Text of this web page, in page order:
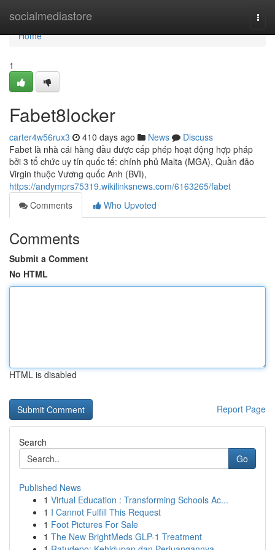
socialmediastore
Home
Home
1
Fabet8locker
carter4w56rux3 410 days ago News
Discuss
Fabet là nhà cái hàng đầu được cấp phép hoạt động hợp pháp
bởi 3 tổ chức uy tín quốc tế: chính phủ Malta (MGA), Quần đảo
Virgin thuộc Vương quốc Anh (BVI),
https://andymprs75319.wikilinksnews.com/6163265/fabet
Comments
Who Upvoted
Comments
Submit a Comment
No HTML
HTML is disabled
Report Page
Search
Go
Published News
1 Virtual Education : Transforming Schools Ac...
1 I Cannot Fulfill This Request
1 Foot Pictures For Sale
1 The New BrightMeds GLP-1 Treatment